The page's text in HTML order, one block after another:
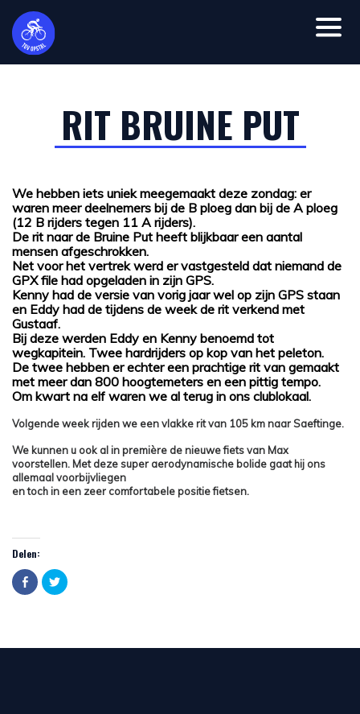
RIT BRUINE PUT
We hebben iets uniek meegemaakt deze zondag: er
waren meer deelnemers bij de B ploeg dan bij de A ploeg
(12 B rijders tegen 11 A rijders).
De rit naar de Bruine Put heeft blijkbaar een aantal
mensen afgeschrokken.
Net voor het vertrek werd er vastgesteld dat niemand de
GPX file had opgeladen in zijn GPS.
Kenny had de versie van vorig jaar wel op zijn GPS staan
en Eddy had de tijdens de week de rit verkend met
Gustaaf.
Bij deze werden Eddy en Kenny benoemd tot
wegkapitein. Twee hardrijders op kop van het peleton.
De twee hebben er echter een prachtige rit van gemaakt
met meer dan 800 hoogtemeters en een pittig tempo.
Om kwart na elf waren we al terug in ons clublokaal.
Volgende week rijden we een vlakke rit van 105 km naar Saeftinge.
We kunnen u ook al in première de nieuwe fiets van Max
voorstellen. Met deze super aerodynamische bolide gaat hij ons
allemaal voorbijvliegen
en toch in een zeer comfortabele positie fietsen.
Delen:
Click
to
share
new
Click
to
new